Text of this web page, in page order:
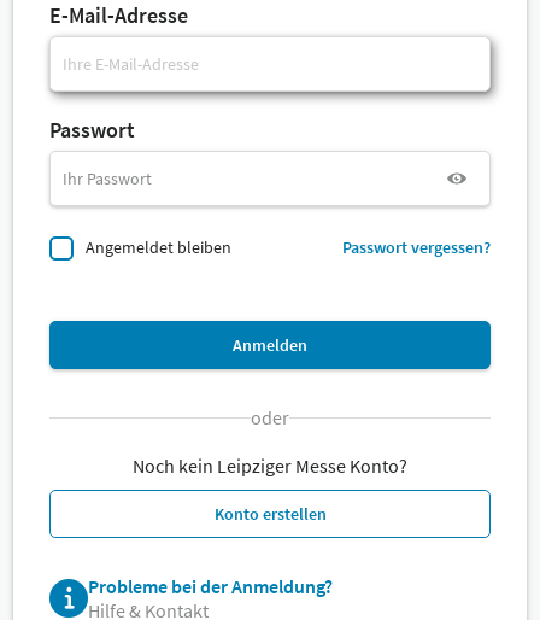
E-Mail-Adresse
Passwort
Angemeldet bleiben Passwort vergessen?
Anmelden
oder
Noch kein Leipziger Messe Konto?
Konto erstellen
Probleme bei der Anmeldung?
Hilfe & Kontakt